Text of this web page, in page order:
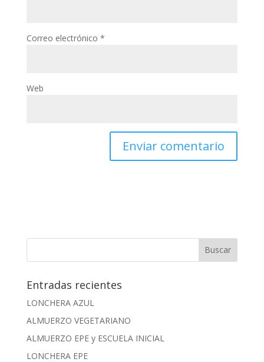
Correo electrónico *
Web
Entradas recientes
LONCHERA AZUL
ALMUERZO VEGETARIANO
ALMUERZO EPE y ESCUELA INICIAL
LONCHERA EPE